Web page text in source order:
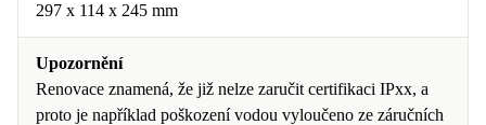
297 x 114 x 245 mm
Upozornění
Renovace znamená, že již nelze zaručit certifikaci IPxx, a
proto je například poškození vodou vyloučeno ze záručních